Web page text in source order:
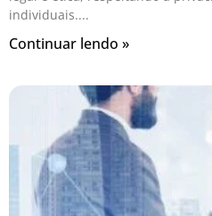
individuais.
Continuar lendo »